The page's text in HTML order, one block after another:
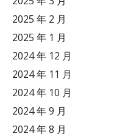
2025 年 2 月
2025 年 1 月
2024 年 12 月
2024 年 11 月
2024 年 10 月
2024 年 9 月
2024 年 8 月